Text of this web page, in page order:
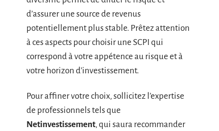
d’assurer une source de revenus
potentiellement plus stable. Prêtez attention
à ces aspects pour choisir une SCPI qui
correspond à votre appétence au risque et à
votre horizon d’investissement.
Pour affiner votre choix, sollicitez l’expertise
de professionnels tels que
Netinvestissement, qui saura recommander